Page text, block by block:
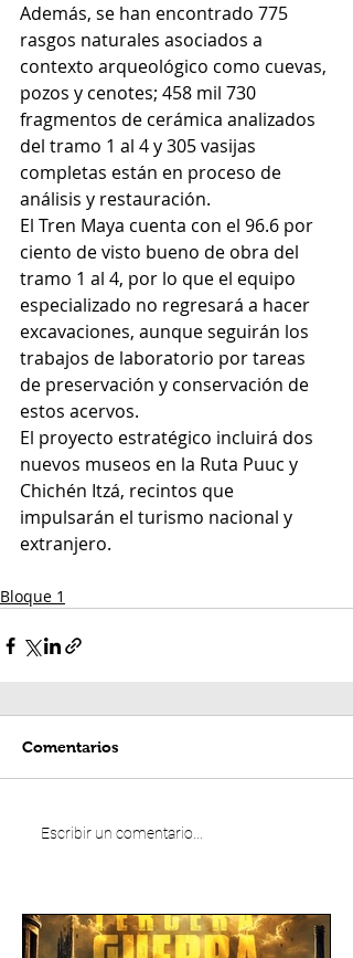
Además, se han encontrado 775
rasgos naturales asociados a
contexto arqueológico como cuevas,
pozos y cenotes; 458 mil 730
fragmentos de cerámica analizados
del tramo 1 al 4 y 305 vasijas
completas están en proceso de
análisis y restauración.
El Tren Maya cuenta con el 96.6 por
ciento de visto bueno de obra del
tramo 1 al 4, por lo que el equipo
especializado no regresará a hacer
excavaciones, aunque seguirán los
trabajos de laboratorio por tareas
de preservación y conservación de
estos acervos.
El proyecto estratégico incluirá dos
nuevos museos en la Ruta Puuc y
Chichén Itzá, recintos que
impulsarán el turismo nacional y
extranjero.
Bloque 1
Comentarios
Escribir un comentario...